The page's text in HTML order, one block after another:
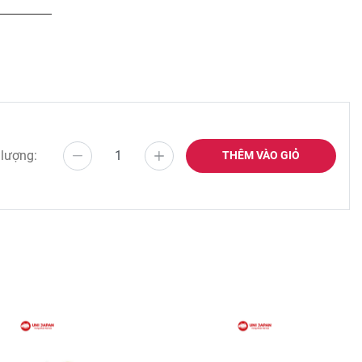
THÊM VÀO GIỎ